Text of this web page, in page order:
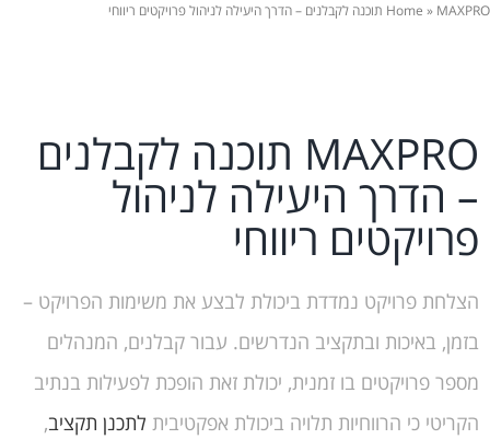
Home » MAXPRO תוכנה לקבלנים – הדרך היעילה לניהול פרויקטים ריווחי
MAXPRO תוכנה לקבלנים
– הדרך היעילה לניהול
פרויקטים ריווחי
הצלחת פרויקט נמדדת ביכולת לבצע את משימות הפרויקט –
בזמן, באיכות ובתקציב הנדרשים. עבור קבלנים, המנהלים
מספר פרויקטים בו זמנית, יכולת זאת הופכת לפעילות בנתיב
הקריטי כי הרווחיות תלויה ביכולת אפקטיבית לתכנן תקציב,